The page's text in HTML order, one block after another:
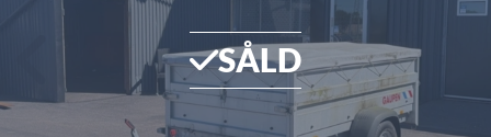
SÅLD